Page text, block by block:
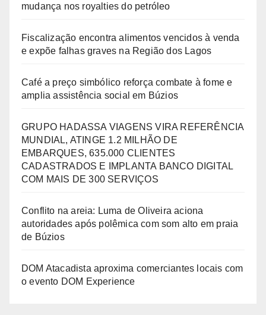
mudança nos royalties do petróleo
Fiscalização encontra alimentos vencidos à venda
e expõe falhas graves na Região dos Lagos
Café a preço simbólico reforça combate à fome e
amplia assistência social em Búzios
GRUPO HADASSA VIAGENS VIRA REFERÊNCIA
MUNDIAL, ATINGE 1.2 MILHÃO DE
EMBARQUES, 635.000 CLIENTES
CADASTRADOS E IMPLANTA BANCO DIGITAL
COM MAIS DE 300 SERVIÇOS
Conflito na areia: Luma de Oliveira aciona
autoridades após polêmica com som alto em praia
de Búzios
DOM Atacadista aproxima comerciantes locais com
o evento DOM Experience